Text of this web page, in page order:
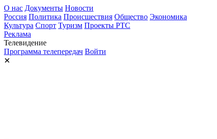
О нас Документы Новости
Россия Политика Происшествия Общество Экономика
Культура Спорт Туризм Проекты РТС
Реклама
Телевидение
Программа телепередач Войти
✕